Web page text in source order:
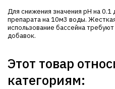
Для снижения значения рН на 0.1
препарата на 10м3 воды.
использование бассейна
добавок.
Этот товар
категориям: